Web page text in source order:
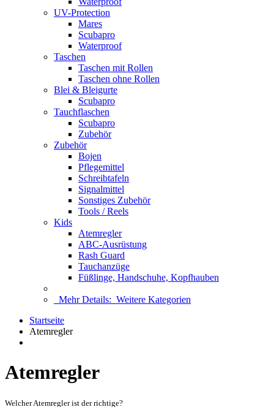
UV-Protection
Mares
Scubapro
Waterproof
Taschen
Taschen mit Rollen
Taschen ohne Rollen
Blei & Bleigurte
Scubapro
Tauchflaschen
Scubapro
Zubehör
Zubehör
Bojen
Pflegemittel
Schreibtafeln
Signalmittel
Sonstiges Zubehör
Tools / Reels
Kids
Atemregler
ABC-Ausrüstung
Rash Guard
Tauchanzüge
Füßlinge, Handschuhe, Kopfhauben
Mehr Details: Weitere Kategorien
Startseite
Atemregler
Atemregler
Welcher Atemregler ist der richtige?